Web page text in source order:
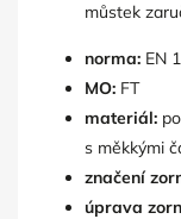
můstek
norma: EN
MO: FT
materiál:
s měkkými
značení
úprava